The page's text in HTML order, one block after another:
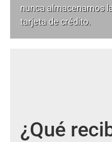
nunca almacenamos
tarjeta de crédito.
¿Qué